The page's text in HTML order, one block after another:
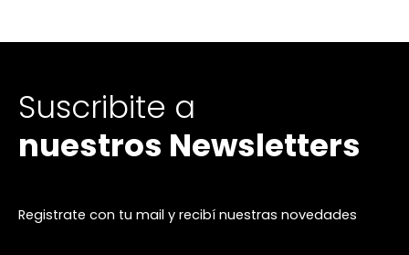
Suscribite a
nuestros Newsletters
Registrate con tu mail y recibí nuestras novedades